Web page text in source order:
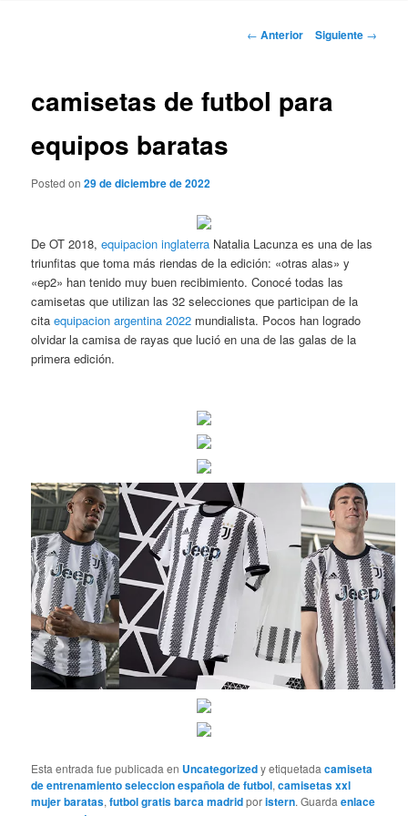
Navegación
← Anterior Siguiente →
camisetas de futbol para
equipos baratas
Posted on29 de diciembre de 2022
De OT 2018,equipacion inglaterra Natalia Lacunza es una de las
triunfitas que toma más riendas de la edición: «otras alas» y
«ep2» han tenido muy buen recibimiento. Conocé todas las
camisetas que utilizan las 32 selecciones que participan de la
citaequipacion argentina 2022 mundialista. Pocos han logrado
olvidar la camisa de rayas que lució en una de las galas de la
primera edición.
Esta entrada fue publicada en Uncategorizedy etiquetadacamiseta
de entrenamiento seleccion española de futbol,camisetas xxl
mujer baratas,futbol gratis barca madridporistern. Guardaenlace